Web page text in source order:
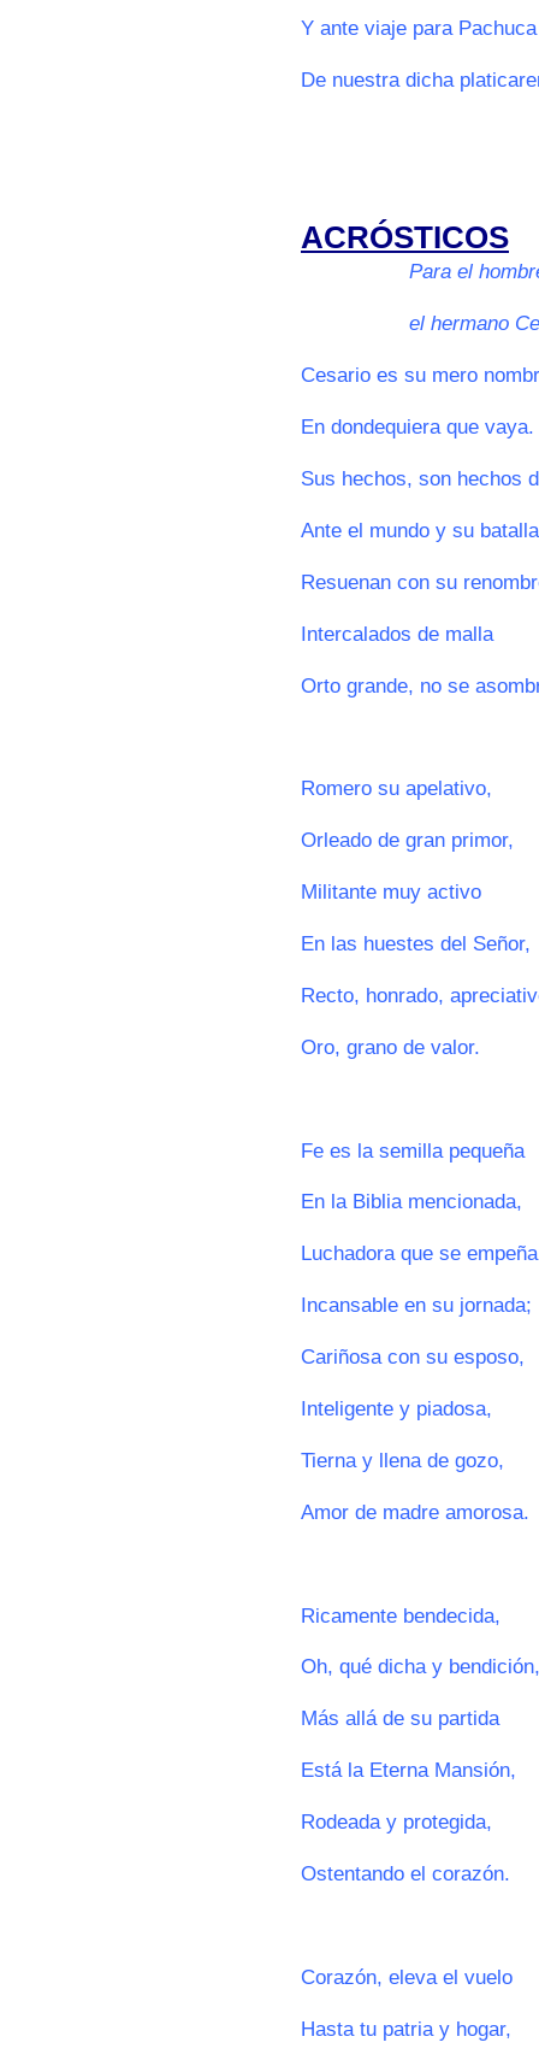
Y ante viaje para Pachuca
De nuestra dicha
ACRÓSTICOS
Para el
el hermano
Cesario es su mero
En dondequiera que vaya.
Sus hechos, son hechos
Ante el mundo y su batalla
Resuenan con su
Intercalados de malla
Orto grande, no se
Romero su apelativo,
Orleado de gran primor,
Militante muy activo
En las huestes del Señor,
Recto, honrado,
Oro, grano de valor.
Fe es la semilla pequeña
En la Biblia mencionada,
Luchadora que se empeña
Incansable en su jornada;
Cariñosa con su esposo,
Inteligente y piadosa,
Tierna y llena de gozo,
Amor de madre amorosa.
Ricamente bendecida,
Oh, qué dicha y bendición,
Más allá de su partida
Está la Eterna Mansión,
Rodeada y protegida,
Ostentando el corazón.
Corazón, eleva el vuelo
Hasta tu patria y hogar,